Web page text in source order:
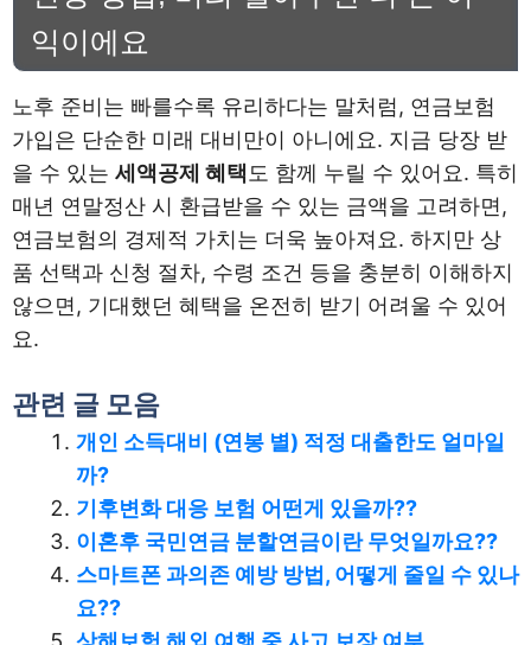
익이에요
노후 준비는 빠를수록 유리하다는 말처럼, 연금보험
가입은 단순한 미래 대비만이 아니에요. 지금 당장 받
을 수 있는 세액공제 혜택 도 함께 누릴 수 있어요. 특히
매년 연말정산 시 환급받을 수 있는 금액을 고려하면,
연금보험의 경제적 가치는 더욱 높아져요. 하지만 상
품 선택과 신청 절차, 수령 조건 등을 충분히 이해하지
않으면, 기대했던 혜택을 온전히 받기 어려울 수 있어
요.
관련 글 모음
개인 소득대비 (연봉 별) 적정 대출한도 얼마일
까?
기후변화 대응 보험 어떤게 있을까??
이혼후 국민연금 분할연금이란 무엇일까요??
스마트폰 과의존 예방 방법, 어떻게 줄일 수 있나
요??